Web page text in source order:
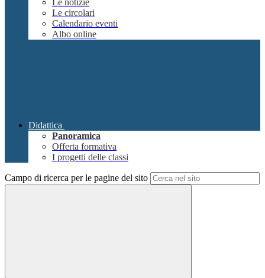
Le notizie
Le circolari
Calendario eventi
Albo online
Didattica
Panoramica
Offerta formativa
I progetti delle classi
Campo di ricerca per le pagine del sito